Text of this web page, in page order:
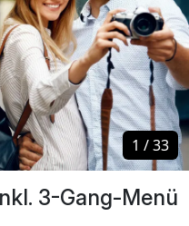
3-Gang-Menü
1 /33
1 /33